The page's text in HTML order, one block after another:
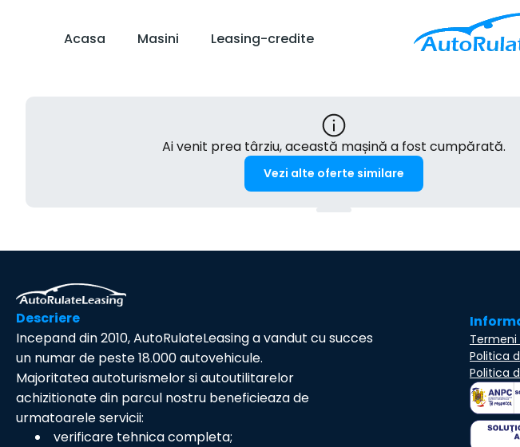
Acasa Masini Leasing-credite
Ai venit prea târziu, această mașină a fost cumpărată.
Vezi alte oferte similare
Descriere
Incepand din 2010, AutoRulateLeasing a vandut cu succes
un numar de peste 18.000 autovehicule.
Majoritatea autoturismelor si autoutilitarelor
achizitionate din parcul nostru beneficieaza de
urmatoarele servicii:
verificare tehnica completa;
Termeni
Politica
Politica